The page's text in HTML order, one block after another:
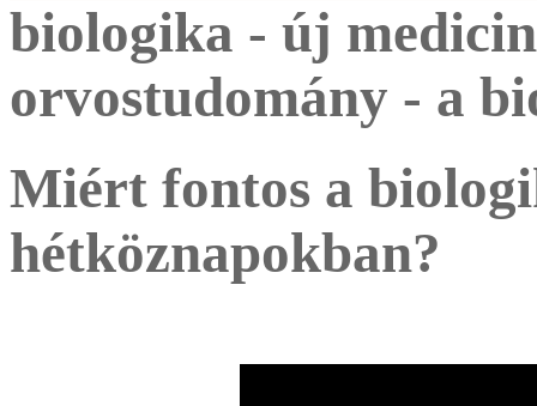
biologika - új
orvostudomány - a
Miért fontos a
hétköznapokban?